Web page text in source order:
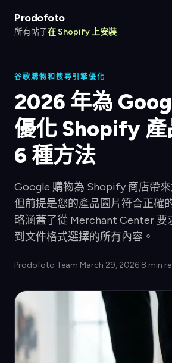
Prodofoto
所有帖子在 Shopify 上安裝
谷歌購物和搜尋引擎優化
2026 年為
優化 Shopify 產
6 種方法
Google 購物為 Shopify 商店帶來
但前提是您的產品圖片符合正確
略涵蓋了從 Merchant Center 要
到文件格式選擇的所有內容。
Prodofoto Team·March 29, 2026·8 min